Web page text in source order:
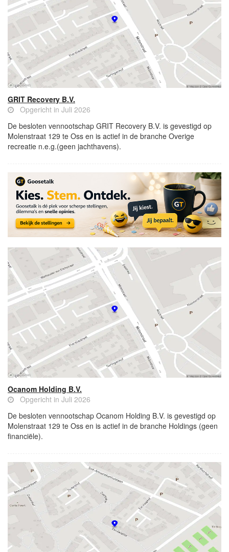
GRIT Recovery B.V.
Opgericht in Juli 2026
De besloten vennootschap GRIT Recovery B.V. is gevestigd op
Molenstraat 129 te Oss en is actief in de branche Overige
recreatie n.e.g.(geen jachthavens).
Ocanom Holding B.V.
Opgericht in Juli 2026
De besloten vennootschap Ocanom Holding B.V. is gevestigd op
Molenstraat 129 te Oss en is actief in de branche Holdings (geen
financiële).